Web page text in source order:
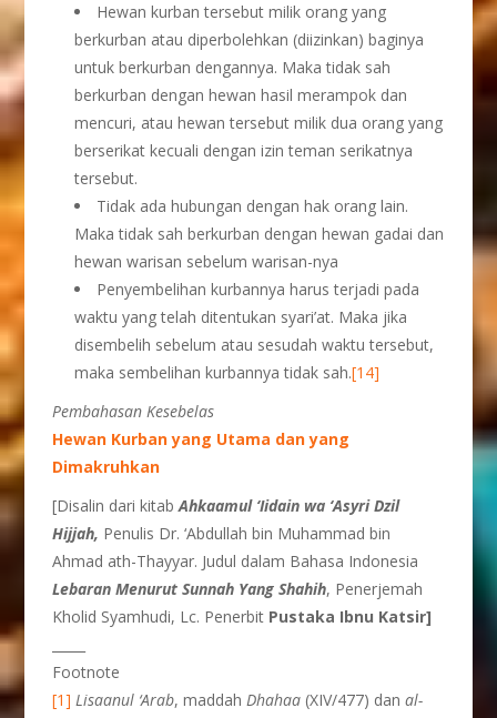
Hewan kurban tersebut milik orang yang
berkurban atau diperbolehkan (diizinkan) baginya
untuk berkurban dengannya. Maka tidak sah
berkurban dengan hewan hasil merampok dan
mencuri, atau hewan tersebut milik dua orang yang
berserikat kecuali dengan izin teman serikatnya
tersebut.
Tidak ada hubungan dengan hak orang lain.
Maka tidak sah berkurban dengan hewan gadai dan
hewan warisan sebelum warisan-nya
Penyembelihan kurbannya harus terjadi pada
waktu yang telah ditentukan syari’at. Maka jika
disembelih sebelum atau sesudah waktu tersebut,
maka sembelihan kurbannya tidak sah.[14]
Pembahasan Kesebelas
Hewan Kurban yang Utama dan yang
Dimakruhkan
[Disalin dari kitabAhkaamul ‘Iidain wa ‘Asyri Dzil
Hijjah, Penulis Dr. ‘Abdullah bin Muhammad bin
Ahmad ath-Thayyar. Judul dalam Bahasa Indonesia
Lebaran Menurut Sunnah Yang Shahih, Penerjemah
Kholid Syamhudi, Lc. Penerbit Pustaka Ibnu Katsir]
Footnote
[1] Lisaanul ‘Arab, maddahDhahaa (XIV/477) danal-